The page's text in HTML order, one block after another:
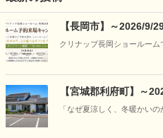
【長岡市】～2026/9/
プ長岡ショールーム
クリナップ長岡ショールーム
【宮城郡利府町】～
別企画】30年先も強
「なぜ夏涼しく、冬暖かい